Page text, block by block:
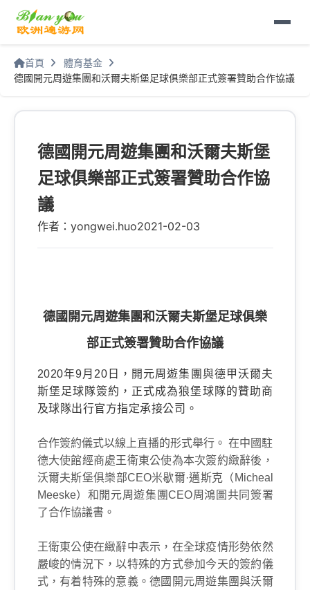
首頁
體育基金
德國開元周遊集團和沃爾夫斯堡足球俱樂部正式簽署贊助合作協議
德國開元周遊集團和沃爾夫斯堡
足球俱樂部正式簽署贊助合作協
議
作者：yongwei.huo2021-02-03
德國開元周遊集團和沃爾夫斯堡足球俱樂
部正式簽署贊助合作協議
2020年9月20日，開元周遊集團與德甲沃爾夫
斯堡足球隊簽約，正式成為狼堡球隊的贊助商
及球隊出行官方指定承接公司。
合作簽約儀式以線上直播的形式舉行。 在中國駐
德大使館經商處王衛東公使為本次簽約緻辭後，
沃爾夫斯堡俱樂部CEO米歇爾·邁斯克（ Micheal
Meeske）和開元周遊集團CEO周鴻圖共同簽署
了合作協議書。
王衛東公使在緻辭中表示，在全球疫情形勢依然
嚴峻的情況下，以特殊的方式參加今天的簽約儀
式，有着特殊的意義。德國開元周遊集團與沃爾